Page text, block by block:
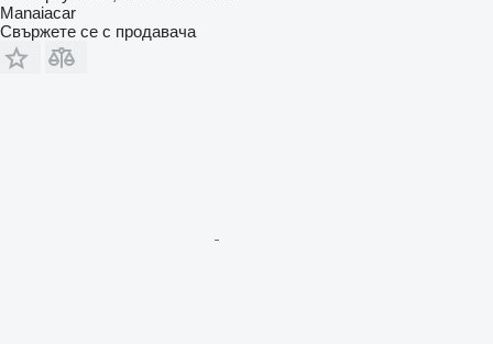
Manaiacar
Свържете се с продавача